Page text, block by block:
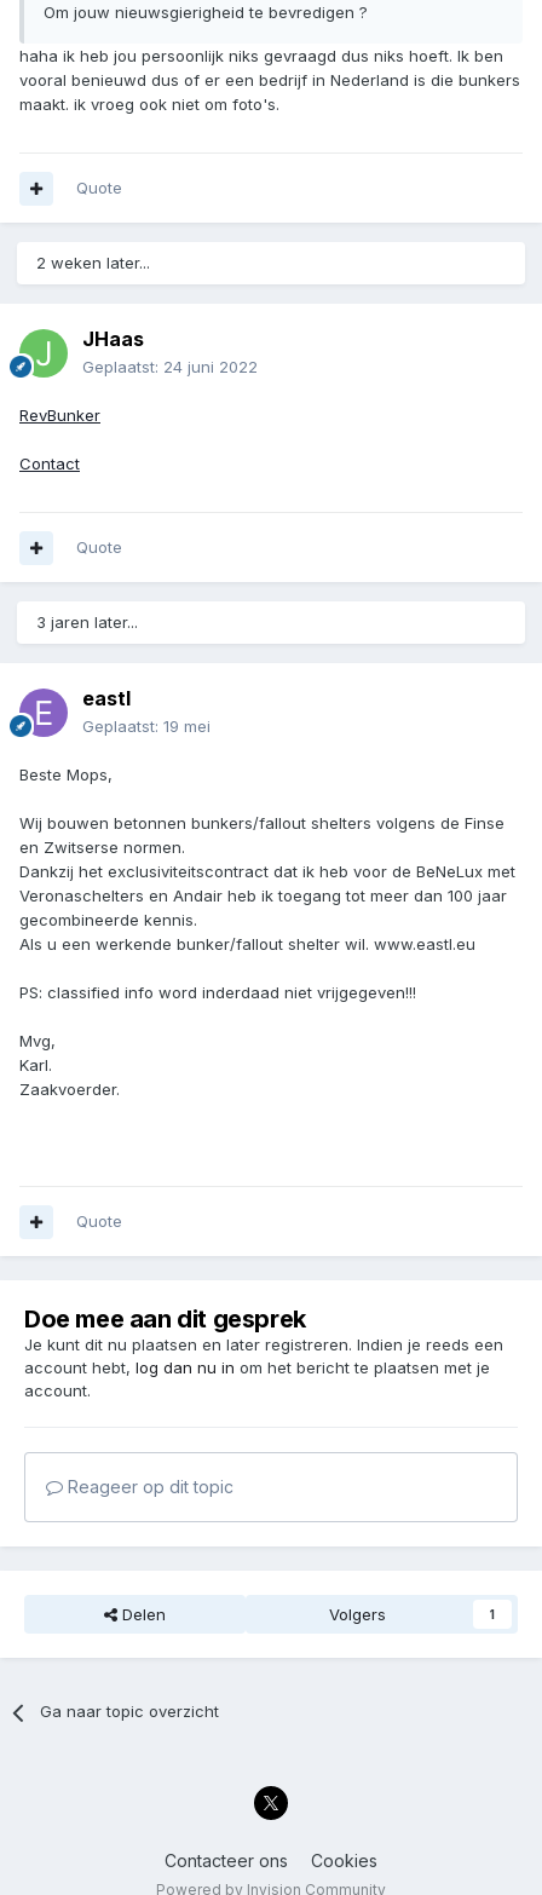
Om jouw nieuwsgierigheid te bevredigen ?
haha ik heb jou persoonlijk niks gevraagd dus niks hoeft. Ik ben
vooral benieuwd dus of er een bedrijf in Nederland is die bunkers
maakt. ik vroeg ook niet om foto's.
Quote
2 weken later...
JHaas
Geplaatst: 24 juni 2022
RevBunker
Contact
Quote
3 jaren later...
eastl
Geplaatst: 19 mei
Beste Mops,
Wij bouwen betonnen bunkers/fallout shelters volgens de Finse
en Zwitserse normen.
Dankzij het exclusiviteitscontract dat ik heb voor de BeNeLux met
Veronaschelters en Andair heb ik toegang tot meer dan 100 jaar
gecombineerde kennis.
Als u een werkende bunker/fallout shelter wil. www.eastl.eu
PS: classified info word inderdaad niet vrijgegeven!!!
Mvg,
Karl.
Zaakvoerder.
Quote
Doe mee aan dit gesprek
Je kunt dit nu plaatsen en later registreren. Indien je reeds een
account hebt, log dan nu in om het bericht te plaatsen met je
account.
Reageer op dit topic
Delen Volgers 1
Ga naar topic overzicht
Contacteer ons Cookies
Powered by Invision Community